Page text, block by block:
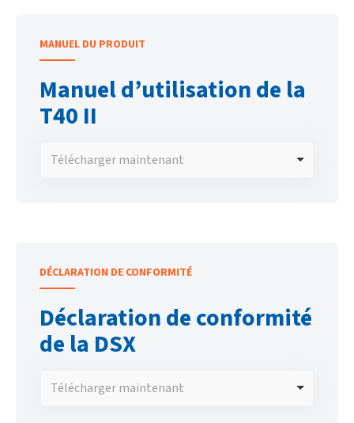
MANUEL DU PRODUIT
Manuel d’utilisation de la
T40 II
Télécharger maintenant
DÉCLARATION DE CONFORMITÉ
Déclaration de conformité
de la DSX
Télécharger maintenant